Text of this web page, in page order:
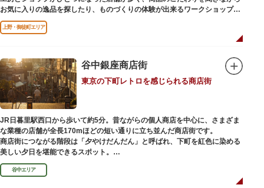
福神とは別の「大黒天」も祀られています。
お気に入りの逸品を探したり、ものづくりの体験が出来るワークショップに
参加して自分だけのオリジナル商品を作ったり、クリエイターと直接コミュ
ニケーションをとりながらのショッピングが楽しめます。飲食店もあるので
ないぬくもりと、新しいデザインの商品に出会うことができます。
名前の由来は、東京駅から2k540m付近にあることから「2k540」、秋葉原
駅（AKIHABARA）と御徒町駅（OKACHIMACHI）の間にあるという造語
「AKI-OKA」、フランス語で「職人」を意味する「ARTISAN」を組み合わ
せたもの。
施設周辺は、江戸の文化を伝える伝統工芸職人の街だったという背景もあ
り、現在もジュエリーや皮製品を扱うお店が多く、高いセンスとクオリティ
をもった店舗が集結しています。
上野・御徒町エリア
谷中銀座商店街
東京の下町レトロを感じられる商店街
JR日暮里駅西口から歩いて約5分。昔ながらの個人商店を中心に、さまざま
な業種の店舗が全長170mほどの短い通りに立ち並んだ商店街です。
商店街につながる階段は「夕やけだんだん」と呼ばれ、下町を紅色に染める
美しい夕日を堪能できるスポット。
谷中銀座商店街は1945年頃に自然発生的に生まれ、現在の近隣型商店街へと
発展。昭和の懐かしい商店街の景観を見ることができます。東京の下町レト
谷中エリア